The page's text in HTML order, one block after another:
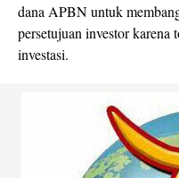
dana APBN untuk
persetujuan investor karena
investasi.